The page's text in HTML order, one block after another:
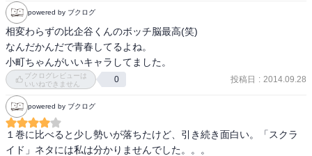
powered by ブクログ
相変わらずの比企谷くんのボッチ脳最高(笑)
なんだかんだで青春してるよね。
小町ちゃんがいいキャラしてました。
ブクログレビューは
いいねできません
0 投稿日 : 2014.09.28
powered by ブクログ
１巻に比べると少し勢いが落ちたけど、引き続き面白い。「スクラ
イド」ネタには私は分かりませんでした。。。